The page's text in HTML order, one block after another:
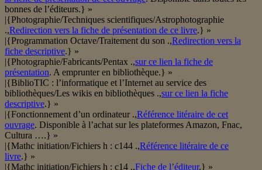
bonnes de l’éditeurs.} »
|{Photographie/Techniques scientifiques/Astrophotographie
.,Redirection vers la fiche de présentation de ce livre.} »
|{Programmation Octave/Traitement du son .,Redirection vers la
fiche descriptive.} »
|{Photographie/Fabricants/Pentax .,sur ce lien la fiche de
présentation. A emprunter en bibliothèque.} »
|{BiblioTIC : l’informatique et l’Internet au service des
bibliothèques/Les wikis en bibliothèques .,sur ce lien la fiche
descriptive.} »
|{Fonctionnement d’un ordinateur .,Référence litéraire de cet
ouvrage. Disponible à l’achat sur les plateformes Amazon, Fnac,
Cultura ….} »
|{Mathc initiation/Fichiers h : c144 .,Référence litéraire de ce
livre.} »
|{Mathc initiation/Fichiers h : c14 .,Fiche de l’éditeur.} »